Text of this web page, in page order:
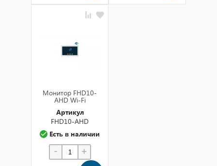
Монитор FHD10-
AHD Wi-Fi
Артикул
FHD10-AHD
Есть в наличии
- +